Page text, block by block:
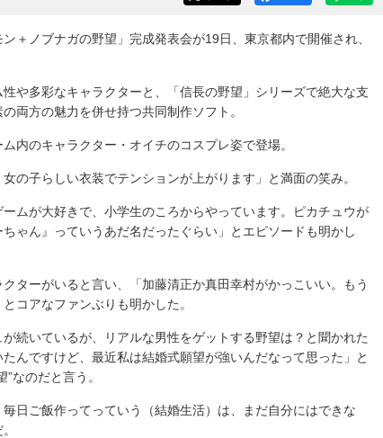
＋ノブナガの野望」完成発表会が19日、東京都内で開催され、
や多彩なキャラクターと、「信長の野望」シリーズで絶大な支
両方の魅力を併せ持つ共同制作ソフト。
内のキャラクター・オイチのコスプレ姿で登場。
の子らしい衣装でテンションが上がります」と満面の笑み。
ムが大好きで、小学生のころからやっています。ピカチュウが
ゃん』っていうあだ名だったぐらい」とエピソードも明かし
ターがいると言い、「加藤清正か真田幸村がかっこいい。もう
コアなファンぶりも明かした。
続いているが、リアルな男性をゲットする野望は？と聞かれた
んですけど、最近私は結婚式願望が強いんだなって思った」と
なのだと言う。
日ご飯作ってっていう（結婚生活）は、まだ自分にはできな